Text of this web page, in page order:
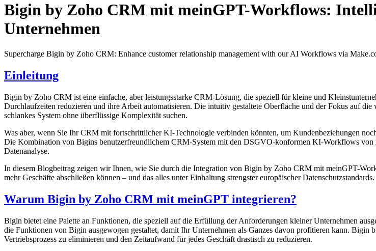
Bigin by Zoho CRM mit meinGPT-Workflows:
Unternehmen
Supercharge Bigin by Zoho CRM: Enhance customer relationship management with our AI Workflows via
Einleitung
Bigin by Zoho CRM ist eine einfache, aber leistungsstarke CRM-Lösung, die speziell für kleine und
Durchlaufzeiten reduzieren und ihre Arbeit automatisieren. Die intuitiv gestaltete Oberfläche und der Fokus auf
schlankes System ohne überflüssige Komplexität suchen.
Was aber, wenn Sie Ihr CRM mit fortschrittlicher KI-Technologie verbinden könnten, um Kundenbeziehungen
Die Kombination von Bigins benutzerfreundlichem CRM-System mit den DSGVO-konformen KI-Workflows
Datenanalyse.
In diesem Blogbeitrag zeigen wir Ihnen, wie Sie durch die Integration von Bigin by Zoho CRM mit meinGPT-
mehr Geschäfte abschließen können – und das alles unter Einhaltung strengster europäischer Datenschutzstandards.
Warum Bigin by Zoho CRM mit meinGPT integrieren?
Bigin bietet eine Palette an Funktionen, die speziell auf die Erfüllung der Anforderungen kleiner Unternehmen
die Funktionen von Bigin ausgewogen gestaltet, damit Ihr Unternehmen als Ganzes davon profitieren kann.
Vertriebsprozess zu eliminieren und den Zeitaufwand für jedes Geschäft drastisch zu reduzieren.